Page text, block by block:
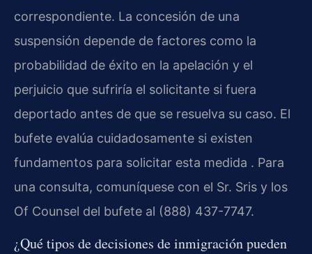
correspondiente. La concesión de una
suspensión depende de factores como la
probabilidad de éxito en la apelación y el
perjuicio que sufriría el solicitante si fuera
deportado antes de que se resuelva su caso. El
bufete evalúa cuidadosamente si existen
fundamentos para solicitar esta medida . Para
una consulta, comuníquese con el Sr. Sris y los
Of Counsel del bufete al (888) 437-7747.
¿Qué tipos de decisiones de inmigración pueden